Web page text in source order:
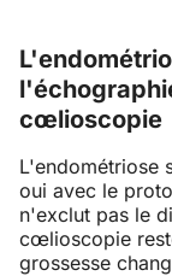
cœlioscopie
L'endométriose
oui avec le
n'exclut pas le
cœlioscopie
grossesse